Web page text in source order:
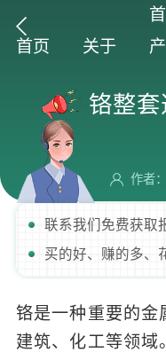
首页
关于
铬整
作者
联系我们免费获取
买的好、赚的多、
铬是一种重要的金
建筑、化工等领域